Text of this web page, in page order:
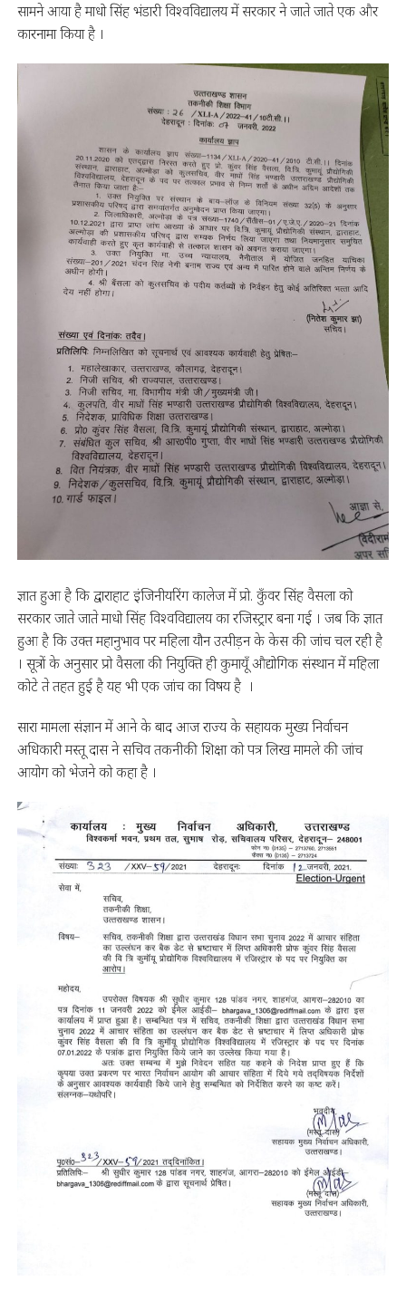
सामने आया है माधो सिंह भंडारी विश्वविद्यालय में सरकार ने जाते जाते एक और
कारनामा किया है ।
ज्ञात हुआ है कि द्वाराहाट इंजिनीयरिंग कालेज में प्रो. कुँवर सिंह वैसला को
सरकार जाते जाते माधो सिंह विश्वविद्यालय का रजिस्ट्रार बना गई । जब कि ज्ञात
हुआ है कि उक्त महानुभाव पर महिला यौन उत्पीड़न के केस की जांच चल रही है
। सूत्रों के अनुसार प्रो वैसला की नियुक्ति ही कुमायूँ औद्योगिक संस्थान में महिला
कोटे ते तहत हुई है यह भी एक जांच का विषय है ।
सारा मामला संज्ञान में आने के बाद आज राज्य के सहायक मुख्य निर्वाचन
अधिकारी मस्तू दास ने सचिव तकनीकी शिक्षा को पत्र लिख मामले की जांच
आयोग को भेजने को कहा है ।